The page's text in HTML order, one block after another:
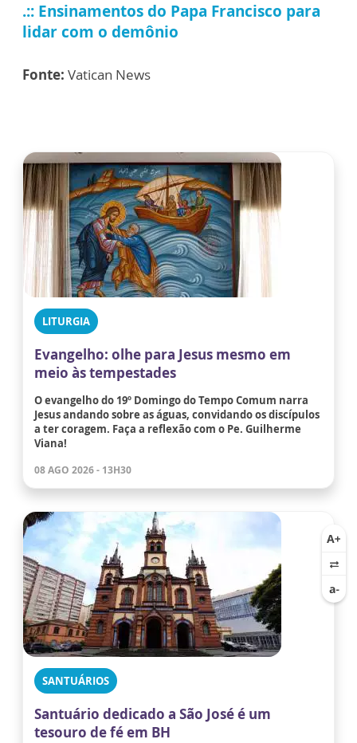
.:: Ensinamentos do Papa Francisco para
lidar com o demônio
Fonte: Vatican News
LITURGIA
Evangelho: olhe para Jesus mesmo em
meio às tempestades
O evangelho do 19º Domingo do Tempo Comum narra
Jesus andando sobre as águas, convidando os discípulos
a ter coragem. Faça a reflexão com o Pe. Guilherme
Viana!
08 AGO 2026 - 13H30
SANTUÁRIOS
Santuário dedicado a São José é um
tesouro de fé em BH